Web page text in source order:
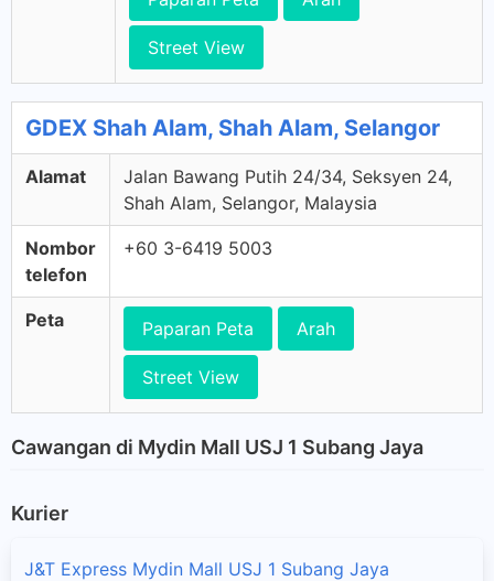
Street View
GDEX Shah Alam, Shah Alam, Selangor
Alamat
Jalan Bawang Putih 24/34, Seksyen 24,
Shah Alam, Selangor, Malaysia
Nombor
telefon
+60 3-6419 5003
Peta Paparan Peta Arah
Street View
Cawangan di Mydin Mall USJ 1 Subang Jaya
Kurier
J&T Express Mydin Mall USJ 1 Subang Jaya